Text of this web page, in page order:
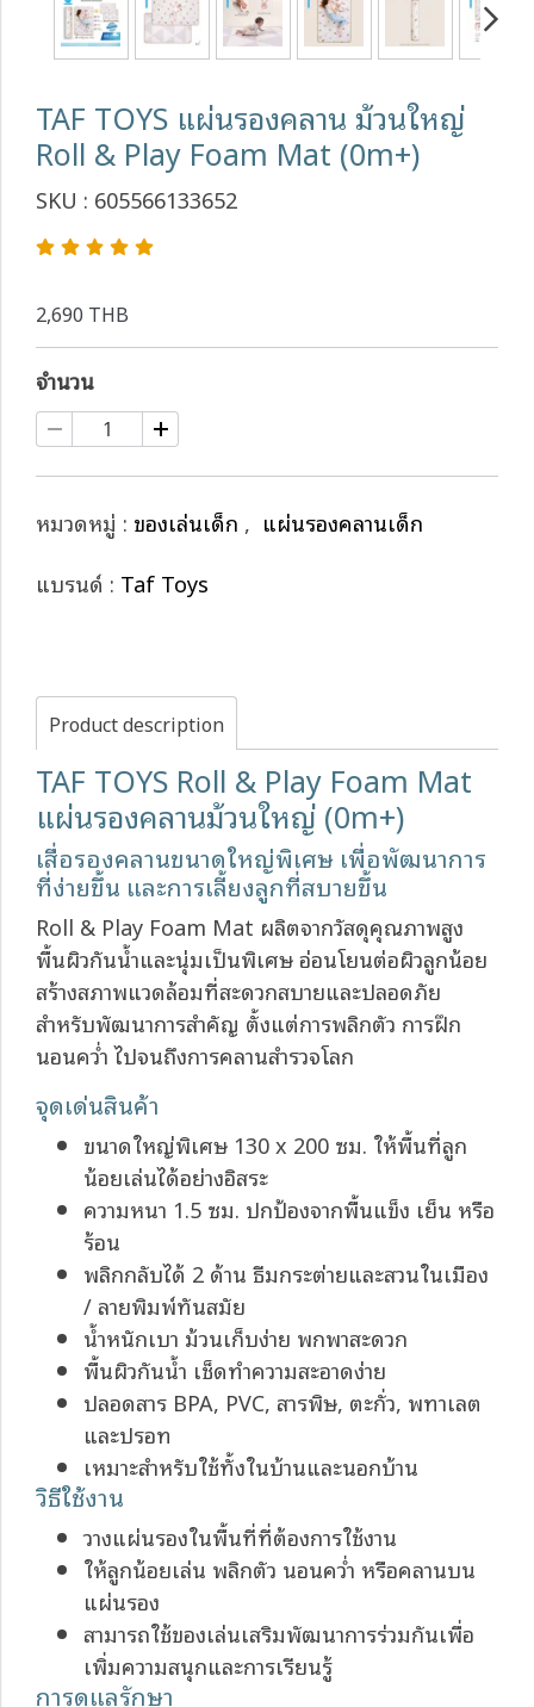
TAF TOYS แผ่นรองคลาน ม้วนใหญ่
Roll & Play Foam Mat (0m+)
SKU : 605566133652
2,690 THB
จำนวน
หมวดหมู่ : ของเล่นเด็ก , แผ่นรองคลานเด็ก
แบรนด์ : Taf Toys
Product description
TAF TOYS Roll & Play Foam Mat
แผ่นรองคลานม้วนใหญ่ (0m+)
เสื่อรองคลานขนาดใหญ่พิเศษ เพื่อพัฒนาการ
ที่ง่ายขึ้น และการเลี้ยงลูกที่สบายขึ้น
Roll & Play Foam Mat ผลิตจากวัสดุคุณภาพสูง
พื้นผิวกันน้ำและนุ่มเป็นพิเศษ อ่อนโยนต่อผิวลูกน้อย
สร้างสภาพแวดล้อมที่สะดวกสบายและปลอดภัย
สำหรับพัฒนาการสำคัญ ตั้งแต่การพลิกตัว การฝึก
นอนคว่ำ ไปจนถึงการคลานสำรวจโลก
จุดเด่นสินค้า
ขนาดใหญ่พิเศษ 130 x 200 ซม. ให้พื้นที่ลูก
น้อยเล่นได้อย่างอิสระ
ความหนา 1.5 ซม. ปกป้องจากพื้นแข็ง เย็น หรือ
ร้อน
พลิกกลับได้ 2 ด้าน ธีมกระต่ายและสวนในเมือง
/ ลายพิมพ์ทันสมัย
น้ำหนักเบา ม้วนเก็บง่าย พกพาสะดวก
พื้นผิวกันน้ำ เช็ดทำความสะอาดง่าย
ปลอดสาร BPA, PVC, สารพิษ, ตะกั่ว, พทาเลต
และปรอท
เหมาะสำหรับใช้ทั้งในบ้านและนอกบ้าน
วิธีใช้งาน
วางแผ่นรองในพื้นที่ที่ต้องการใช้งาน
ให้ลูกน้อยเล่น พลิกตัว นอนคว่ำ หรือคลานบน
แผ่นรอง
สามารถใช้ของเล่นเสริมพัฒนาการร่วมกันเพื่อ
เพิ่มความสนุกและการเรียนรู้
การดูแลรักษา